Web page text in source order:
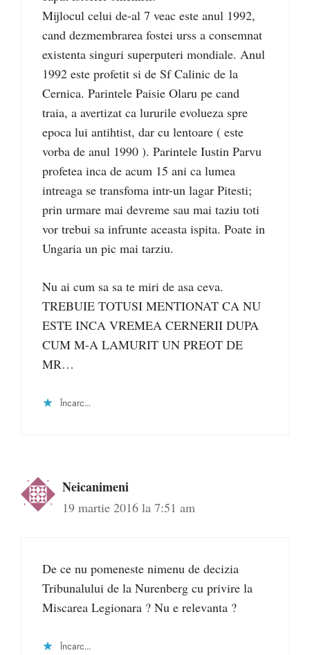
Mijlocul celui de-al 7 veac este anul 1992,
cand dezmembrarea fostei urss a consemnat
existenta singuri superputeri mondiale. Anul
1992 este profetit si de Sf Calinic de la
Cernica. Parintele Paisie Olaru pe cand
traia, a avertizat ca lururile evolueza spre
epoca lui antihtist, dar cu lentoare ( este
vorba de anul 1990 ). Parintele Iustin Parvu
profetea inca de acum 15 ani ca lumea
intreaga se transfoma intr-un lagar Pitesti;
prin urmare mai devreme sau mai taziu toti
vor trebui sa infrunte aceasta ispita. Poate in
Ungaria un pic mai tarziu.
Nu ai cum sa sa te miri de asa ceva.
TREBUIE TOTUSI MENTIONAT CA NU
ESTE INCA VREMEA CERNERII DUPA
CUM M-A LAMURIT UN PREOT DE
MR…
Încarc...
Neicanimeni
19 martie 2016 la 7:51 am
De ce nu pomeneste nimenu de decizia
Tribunalului de la Nurenberg cu privire la
Miscarea Legionara ? Nu e relevanta ?
Încarc...